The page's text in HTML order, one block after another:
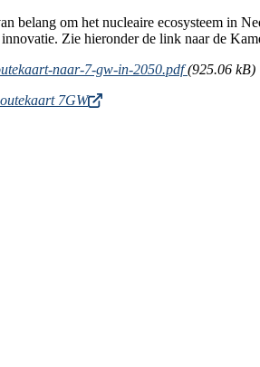
belang om het nucleaire ecosysteem in
Zie hieronder de link naar de
naar-7-gw-in-2050.pdf(925.06 kB)
7GW